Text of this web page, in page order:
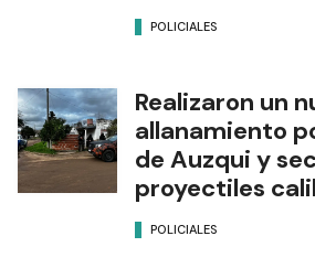
POLICIALES
Realizaron un
allanamiento
de Auzqui y
proyectiles
POLICIALES